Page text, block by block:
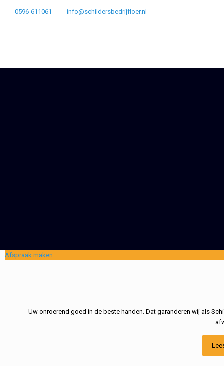
0596-611061 info@schildersbedrijfloer.nl
Afspraak maken
Uw onroerend goed in de beste handen. Dat garanderen wij als